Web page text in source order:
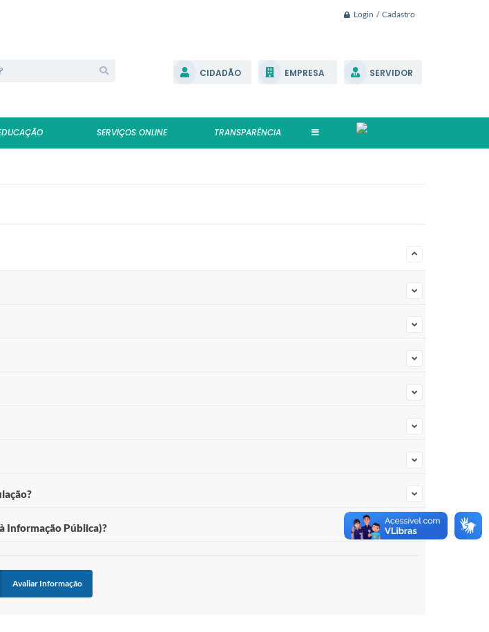
Login / Cadastro
CIDADÃO EMPRESA SERVIDOR
SERVIÇOS ONLINE TRANSPARÊNCIA
às 17h00, Localizado na Avenida Fortunato Ruza, 270, CEP: 15550-000; Contato: Telefone:
mas aconselhamos falar diretamente com a secretária para agendar um horário de
variações. Você pode consultar horário atendimento dos Departamentos diretamente no
mas aconselhamos falar diretamente com a secretária para agendar um horário de
de Antecedentes Criminais; * Certidões de CNH; *Pesquise débitos e restrições de veículos; *2ª
portal/ouvidoria, ou
no Paço Municipal.
www.americodecampos.sp.gov.br/portal/carta-servicos
Informação Pública)?
Avaliar Informação